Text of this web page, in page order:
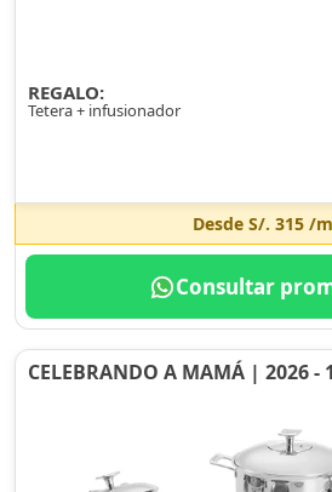
REGALO:
Tetera + infusionador
Desde S/. 315/
Consultar
CELEBRANDO A MAMÁ | 2026 -